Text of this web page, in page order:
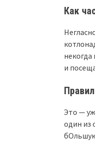
Как
и
Это —
один из